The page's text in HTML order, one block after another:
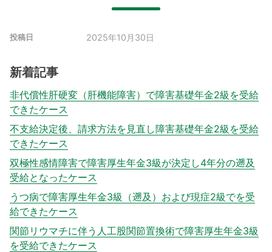
投稿日 2025年10月30日
新着記事
非代償性肝硬変（肝機能障害）で障害基礎年金2級を受給
できたケース
不支給決定後、請求方法を見直し障害基礎年金2級を受給
できたケース
双極性感情障害で障害厚生年金3級が決定し4年分の遡及
受給となったケース
うつ病で障害厚生年金3級（遡及）および現症2級でを受
給できたケース
関節リウマチに伴う人工股関節置換術で障害厚生年金3級
を受給できたケース